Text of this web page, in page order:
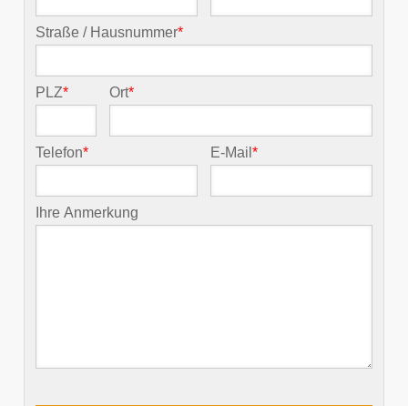
Straße / Hausnummer*
PLZ* Ort*
Telefon* E-Mail*
Ihre Anmerkung